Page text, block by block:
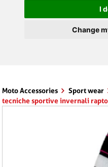
I
Change
Moto Accessories Sport wear
tecniche sportive invernali